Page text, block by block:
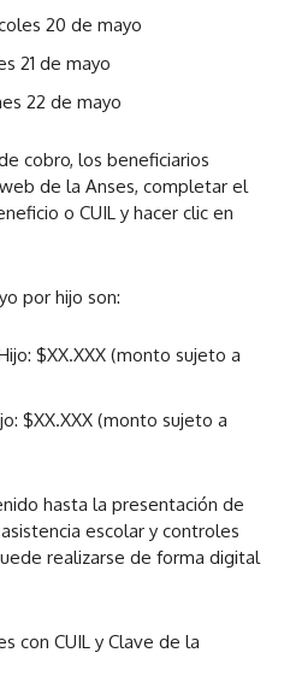
20 de mayo
21 de mayo
22 de mayo
cobro, los beneficiarios
de la Anses, completar el
o CUIL y hacer clic en
por hijo son:
$XX.XXX (monto sujeto a
$XX.XXX (monto sujeto a
hasta la presentación de
escolar y controles
realizarse de forma digital
con CUIL y Clave de la